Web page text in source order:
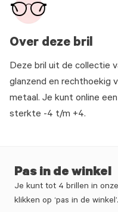
Over deze bril
Deze bril uit de collectie
glanzend en rechthoekig
metaal. Je kunt online
sterkte -4 t/m +4.
Pas in de winkel
Je kunt tot 4 brillen in
klikken op ‘pas in de winkel’.